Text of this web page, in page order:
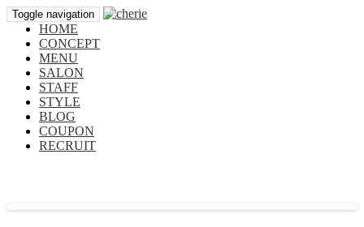
Toggle navigation
HOME
CONCEPT
MENU
SALON
STAFF
STYLE
BLOG
COUPON
RECRUIT